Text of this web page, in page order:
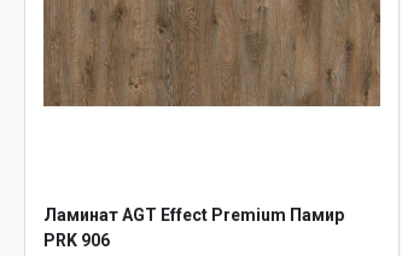
Ламинат AGT Effect Premium Памир
PRK 906